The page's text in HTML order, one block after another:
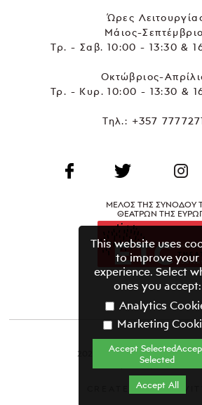
Ώρες
Μάιος-
Τρ. - Σαβ. 10:00 - 13:30 &
Οκτώβριος-
Τρ. - Κυρ. 10:00 - 13:30 &
Τηλ.: +357
ΜΕΛΟΣ ΤΗΣ ΣΥΝΟΔΟΥ
ΘΕΑΤΡΩΝ ΤΗΣ
2021 ΘΕΑΤΡΙΚΟΣ ΟΡΓΑΝΙΣΜΟΣ
Όροι & Προϋποθέσεις
CREATED BY
This website uses
to improve your
experience. Select
ones you accept:
Analytics
Marketing
Accept
Selected
Accept All